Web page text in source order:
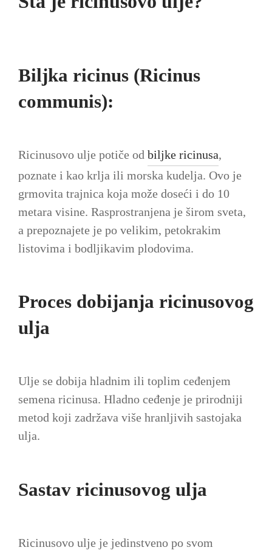
Biljka ricinus (Ricinus
communis):
Ricinusovo ulje potiče od biljke ricinusa,
poznate i kao krlja ili morska kudelja. Ovo je
grmovita trajnica koja može doseći i do 10
metara visine. Rasprostranjena je širom sveta,
a prepoznajete je po velikim, petokrakim
listovima i bodljikavim plodovima.
Proces dobijanja ricinusovog
ulja
Ulje se dobija hladnim ili toplim ceđenjem
semena ricinusa. Hladno ceđenje je prirodniji
metod koji zadržava više hranljivih sastojaka
ulja.
Sastav ricinusovog ulja
Ricinusovo ulje je jedinstveno po svom